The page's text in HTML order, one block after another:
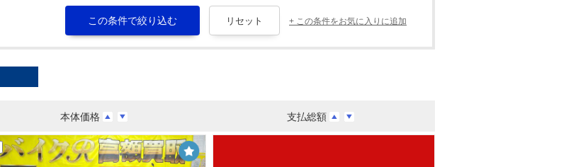
+ この条件をお気に入りに追加
本体価格 支払総額